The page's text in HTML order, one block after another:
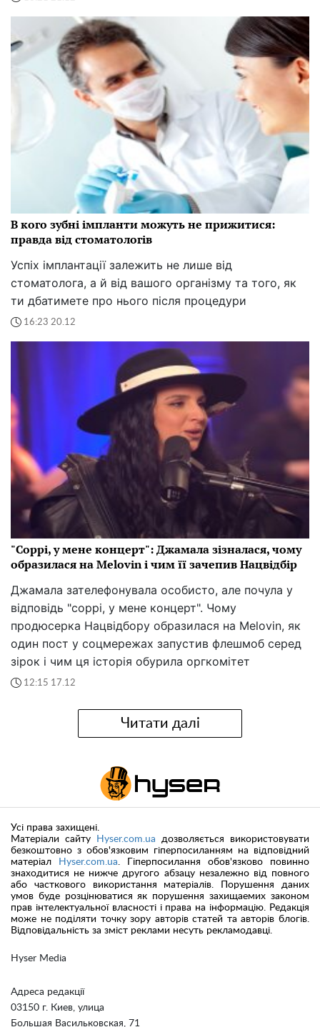
В кого зубні імпланти можуть не прижитися:
правда від стоматологів
Успіх імплантації залежить не лише від
стоматолога, а й від вашого організму та того, як
ти дбатимете про нього після процедури
16:23 20.12
"Соррі, у мене концерт": Джамала зізналася, чому
образилася на Melovin і чим її зачепив Нацвідбір
Джамала зателефонувала особисто, але почула у
відповідь "соррі, у мене концерт". Чому
продюсерка Нацвідбору образилася на Melovin, як
один пост у соцмережах запустив флешмоб серед
зірок і чим ця історія обурила оргкомітет
12:15 17.12
Читати далі
Hyser Media
Адреса редакції
03150 г. Киев, улица
Большая Васильковская, 71
Усі права захищені.
Матеріали сайту
Hyser.com.ua дозволяється використовувати
безкоштовно з обов'язковим гіперпосиланням на відповідний
матеріал
Hyser.com.ua. Гіперпосилання обов'язково повинно
знаходитися не нижче другого абзацу незалежно від повного
або часткового використання матеріалів. Порушення даних
умов буде розцінюватися як порушення захищаемих законом
прав інтелектуальної власності і права на інформацію. Редакція
може не поділяти точку зору авторів статей та авторів блогів.
Відповідальність за зміст реклами несуть рекламодавці.